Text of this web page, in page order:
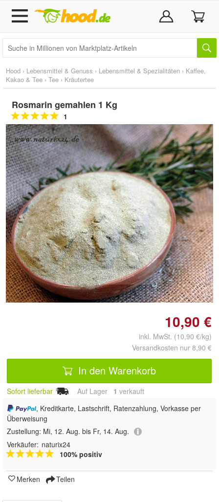
Hood › Lebensmittel & Genuss › Lebensmittel & Spezialitäten › Kaffee,
Kakao & Tee › Tee › Kräutertee
Rosmarin gemahlen 1 Kg
1
Doppelt antippen zum
vergrößern
10,90 €
inkl. MwSt. (10,90 €/kg)
Versandkosten nur 8,90 €
In den Warenkorb
Sofort lieferbar Auf Lager 1 verkauft
, Kreditkarte, Lastschrift, Ratenzahlung, Vorkasse per
Überweisung
Zustellung: Mi, 12. Aug. bis Fr, 14. Aug.
Verkäufer: naturix24
100% positiv
Merken Teilen